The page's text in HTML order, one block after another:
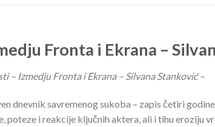
Fronta i Ekrana –
– Izmedju Fronta i Ekrana – Silvana Stanković –
dnevnik savremenog sukoba – zapis četiri godine
poteze i reakcije ključnih aktera, ali i tihu eroziju